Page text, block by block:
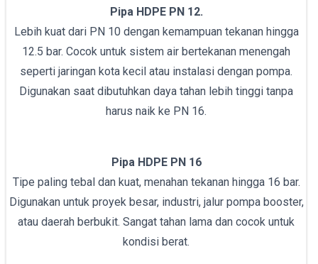
Pipa HDPE PN 12.
Lebih kuat dari PN 10 dengan kemampuan tekanan hingga
12.5 bar. Cocok untuk sistem air bertekanan menengah
seperti jaringan kota kecil atau instalasi dengan pompa.
Digunakan saat dibutuhkan daya tahan lebih tinggi tanpa
harus naik ke PN 16.
Pipa HDPE PN 16
Tipe paling tebal dan kuat, menahan tekanan hingga 16 bar.
Digunakan untuk proyek besar, industri, jalur pompa booster,
atau daerah berbukit. Sangat tahan lama dan cocok untuk
kondisi berat.